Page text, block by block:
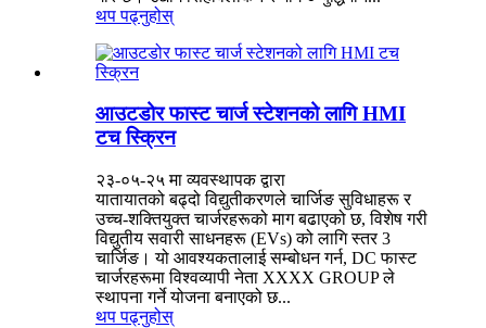
थप पढ्नुहोस्
आउटडोर फास्ट चार्ज स्टेशनको लागि HMI
टच स्क्रिन
२३-०५-२५ मा व्यवस्थापक द्वारा
यातायातको बढ्दो विद्युतीकरणले चार्जिङ सुविधाहरू र
उच्च-शक्तियुक्त चार्जरहरूको माग बढाएको छ, विशेष गरी
विद्युतीय सवारी साधनहरू (EVs) को लागि स्तर 3
चार्जिङ। यो आवश्यकतालाई सम्बोधन गर्न, DC फास्ट
चार्जरहरूमा विश्वव्यापी नेता XXXX GROUP ले
स्थापना गर्ने योजना बनाएको छ...
थप पढ्नुहोस्